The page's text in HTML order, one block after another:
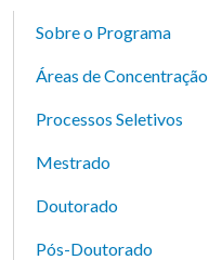
Sobre o Programa
Áreas de Concentração
Processos Seletivos
Mestrado
Doutorado
Pós-Doutorado